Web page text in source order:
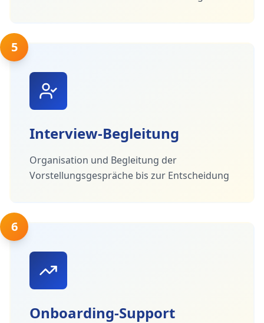
5
Interview-Begleitung
Organisation und Begleitung der
Vorstellungsgespräche bis zur Entscheidung
6
Onboarding-Support